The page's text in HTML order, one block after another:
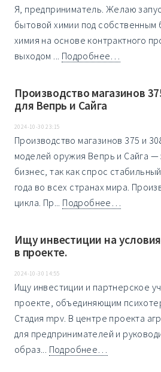
Я, предприниматель. Желаю
бытовой химии под собственным
химия на основе контрактного
выходом ... Подробнее…
Производство магазинов
для Вепрь и Сайга
2024-10-30 23:15
Производство магазинов 375 и
моделей оружия Вепрь и Сайга
бизнес, так как спрос
года во всех странах мира.
цикла. Пр... Подробнее…
Ищу инвестиции на
в проекте.
2024-10-30 14:55
Ищу инвестиции и партнерское
проекте, объединяющим
Стадия mpv. В центре проекта
для предпринимателей и
образ... Подробнее…